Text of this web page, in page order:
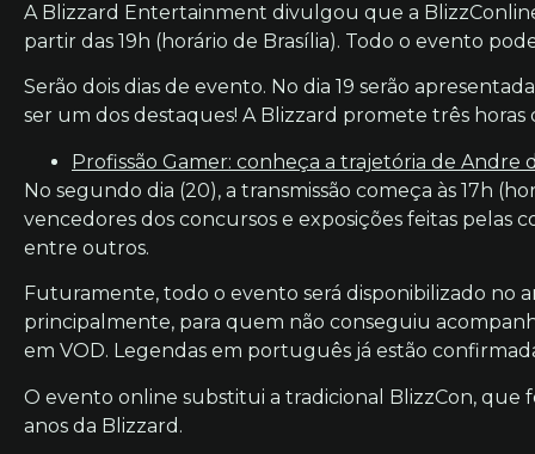
A Blizzard Entertainment divulgou que a
partir das 19h (horário de Brasília). Todo o evento
Serão dois dias de evento. No dia 19 serão
ser um dos destaques! A Blizzard promete três
Profissão Gamer: conheça a trajetória de
No segundo dia (20), a transmissão começa às 17h
vencedores dos concursos e exposições feitas pelas
entre outros.
Futuramente, todo o evento será disponibilizado no
principalmente, para quem não conseguiu
em VOD. Legendas em português já estão
O evento online substitui a tradicional BlizzCon, que
anos da Blizzard.